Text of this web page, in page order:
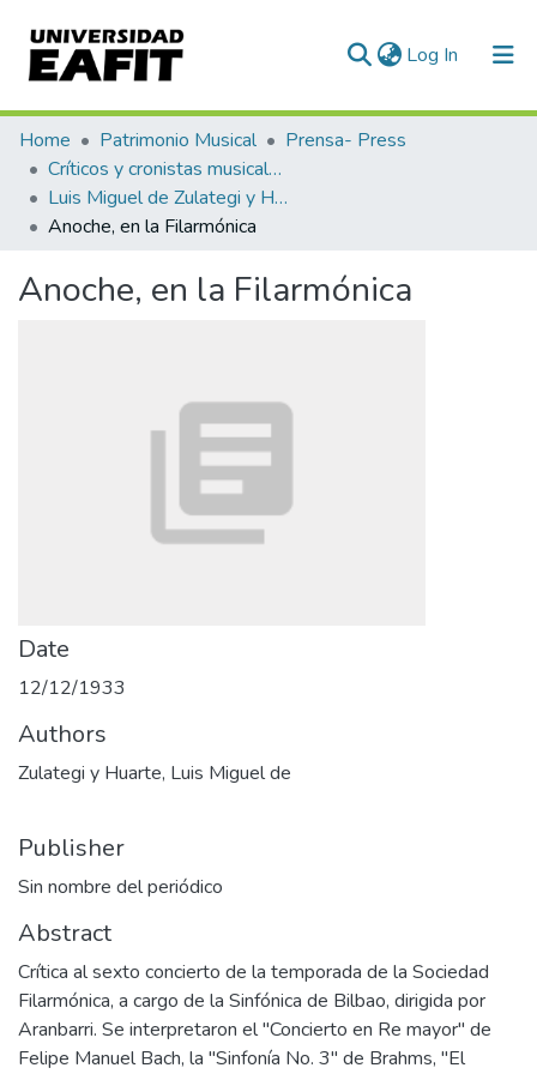
Log In (current)
Communities & Collections
All of DSpace
Statistics
Home Patrimonio Musical
Prensa- Press
Críticos y cronistas musicales
Luis Miguel de Zulategi y Huarte
Anoche, en la Filarmónica
Anoche, en la Filarmónica
Date
12/12/1933
Authors
Zulategi y Huarte, Luis Miguel de
Publisher
Sin nombre del periódico
Abstract
Crítica al sexto concierto de la temporada de la Sociedad
Filarmónica, a cargo de la Sinfónica de Bilbao, dirigida por
Aranbarri. Se interpretaron el "Concierto en Re mayor" de
Felipe Manuel Bach, la "Sinfonía No. 3" de Brahms, "El